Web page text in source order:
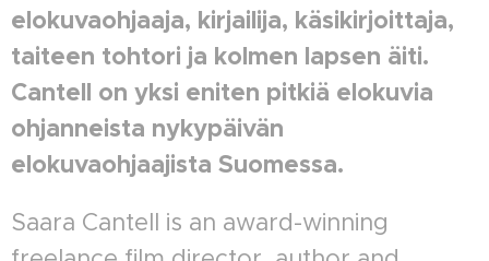
elokuvaohjaaja, kirjailija, käsikirjoittaja,
taiteen tohtori ja kolmen lapsen äiti.
Cantell on yksi eniten pitkiä elokuvia
ohjanneista nykypäivän
elokuvaohjaajista Suomessa.
Saara Cantell is an award-winning